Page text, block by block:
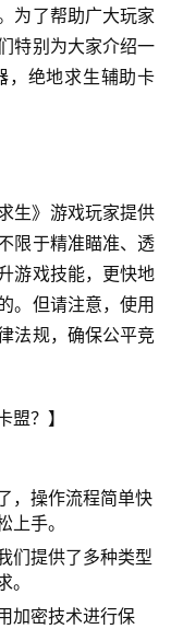
为了帮助广大玩家
特别为大家介绍一
，绝地求生辅助卡
生》游戏玩家提供
限于精准瞄准、透
游戏技能，更快地
。但请注意，使用
法规，确保公平竞
盟？】
，操作流程简单快
手。
们提供了多种类型
加密技术进行保